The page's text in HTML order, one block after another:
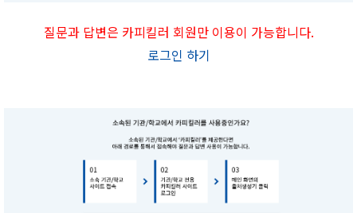
질문과 답변은 카피킬러 회원만 이용이 가능합니다.
로그인 하기